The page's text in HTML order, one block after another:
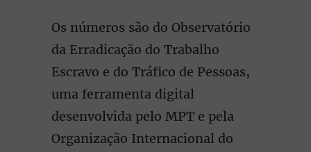
Os números são do Observatório
da Erradicação do Trabalho
Escravo e do Tráfico de Pessoas,
uma ferramenta digital
desenvolvida pelo MPT e pela
Organização Internacional do